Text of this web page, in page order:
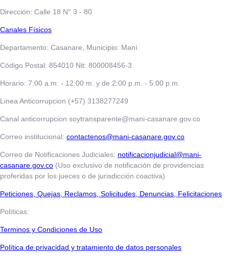
Dirección: Calle 18 N° 3 - 80
​​​​​Canales Físicos
Departamento: Casanare, Municipio: Manì
Código Postal: 854010 Nit: 800008456-3
Horario: 7:00 a.m. - 12:00 m. y de 2:00 p.m. - 5:00 p.m.
Linea Anticorrupcion (+57) 3138277249
Canal anticorrupcion soytransparente@mani-casanare.gov.co
Correo institucional: contactenos@mani-casanare.gov.co
Correo de Notificaciones Judiciales: notificacionjudicial@mani-
casanare.gov.co (Uso exclusivo de notificación de providencias
proferidas por los jueces o de jurisdicción coactiva)
​​​​​Peticiones, Quejas, Reclamos, Solicitudes, Denuncias, Felicitaciones
Políticas:
Terminos y Condiciones de Uso
​​​​​Política de privacidad y tratamiento de datos personales